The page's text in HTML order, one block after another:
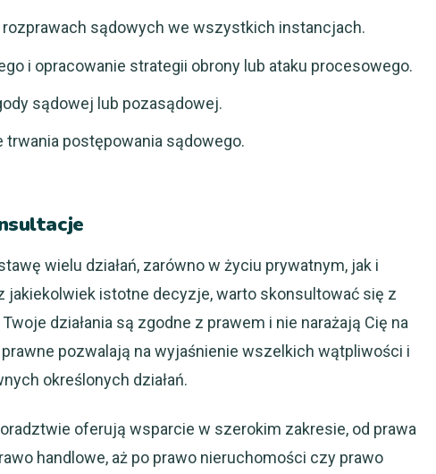
rozprawach sądowych we wszystkich instancjach.
i opracowanie strategii obrony lub ataku procesowego.
sądowej lub pozasądowej.
trwania postępowania sądowego.
wielu działań, zarówno w życiu prywatnym, jak i
jakiekolwiek istotne decyzje, warto skonsultować się z
działania są zgodne z prawem i nie narażają Cię na
pozwalają na wyjaśnienie wszelkich wątpliwości i
określonych działań.
oferują wsparcie w szerokim zakresie, od prawa
handlowe, aż po prawo nieruchomości czy prawo